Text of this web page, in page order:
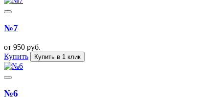
№7
от 950 руб.
Купить
Купить в 1 клик
№6